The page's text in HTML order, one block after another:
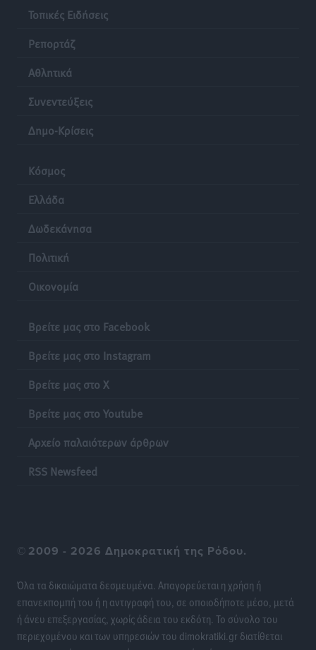
Τοπικές Ειδήσεις
Ρεπορτάζ
Αθλητικά
Συνεντεύξεις
Δημο-Κρίσεις
Κόσμος
Ελλάδα
Δωδεκάνησα
Πολιτική
Οικονομία
Βρείτε μας στο Facebook
Βρείτε μας στο Instagram
Βρείτε μας στο X
Βρείτε μας στο Youtube
Αρχείο παλαιότερων άρθρων
RSS Newsfeed
© 2009 - 2026 Δημοκρατική της Ρόδου.
Όλα τα δικαιώματα δεσμευμένα. Απαγορεύεται η χρήση ή
επανεκπομπή του ή η αντιγραφή του, σε οποιοδήποτε μέσο, μετά
ή άνευ επεξεργασίας, χωρίς άδεια του εκδότη. Το σύνολο του
περιεχομένου και των υπηρεσιών του dimokratiki.gr διατίθεται